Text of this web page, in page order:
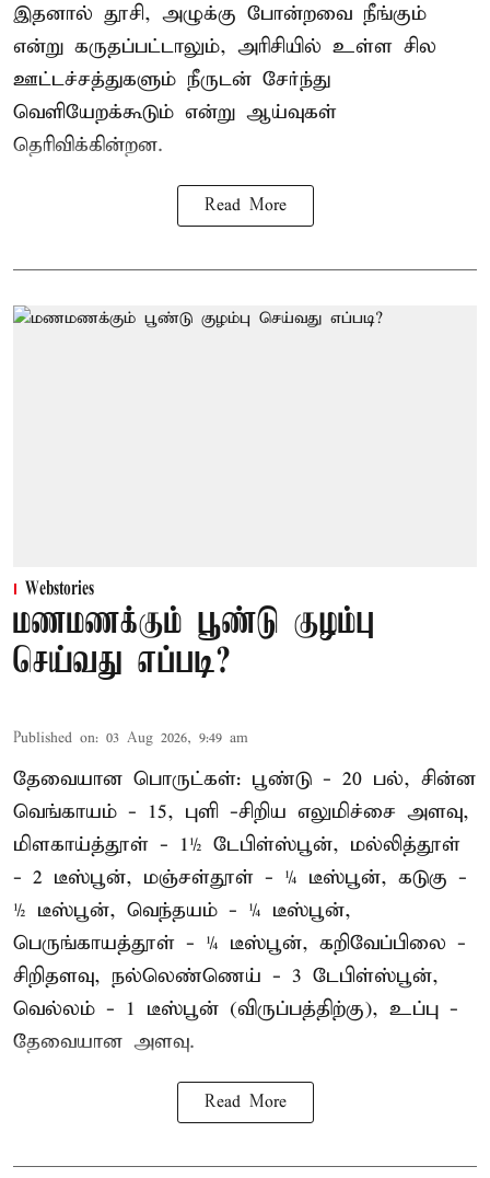
இதனால் தூசி, அழுக்கு போன்றவை நீங்கும்
என்று கருதப்பட்டாலும், அரிசியில் உள்ள சில
ஊட்டச்சத்துகளும் நீருடன் சேர்ந்து
வெளியேறக்கூடும் என்று ஆய்வுகள்
தெரிவிக்கின்றன.
Read More
Webstories
மணமணக்கும் பூண்டு குழம்பு
செய்வது எப்படி?
Published on: 03 Aug 2026, 9:49 am
தேவையான பொருட்கள்: பூண்டு - 20 பல், சின்ன
வெங்காயம் - 15, புளி -சிறிய எலுமிச்சை அளவு,
மிளகாய்த்தூள் - 1½ டேபிள்ஸ்பூன், மல்லித்தூள்
- 2 டீஸ்பூன், மஞ்சள்தூள் - ¼ டீஸ்பூன், கடுகு -
½ டீஸ்பூன், வெந்தயம் - ¼ டீஸ்பூன்,
பெருங்காயத்தூள் - ¼ டீஸ்பூன், கறிவேப்பிலை -
சிறிதளவு, நல்லெண்ணெய் - 3 டேபிள்ஸ்பூன்,
வெல்லம் - 1 டீஸ்பூன் (விருப்பத்திற்கு), உப்பு -
தேவையான அளவு.
Read More